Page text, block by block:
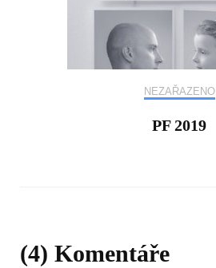
NEZAŘAZENO
PF 2019
(4) Komentáře